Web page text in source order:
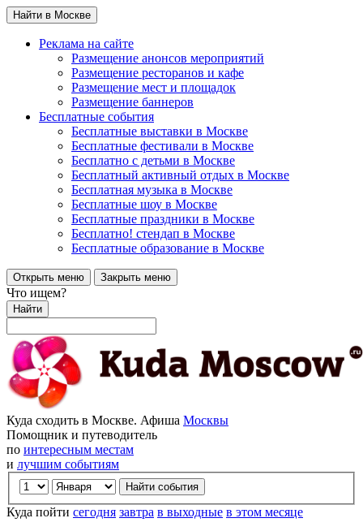
Найти в Москве
Реклама на сайте
Размещение анонсов мероприятий
Размещение ресторанов и кафе
Размещение мест и площадок
Размещение баннеров
Бесплатные события
Бесплатные выставки в Москве
Бесплатные фестивали в Москве
Бесплатно с детьми в Москве
Бесплатный активный отдых в Москве
Бесплатная музыка в Москве
Бесплатные шоу в Москве
Бесплатные праздники в Москве
Бесплатно! стендап в Москве
Бесплатные образование в Москве
Открыть меню Закрыть меню
Что ищем?
Найти
Куда сходить в Москве. Афиша Москвы
Помощник и путеводитель
по интересным местам
и лучшим событиям
Куда пойти сегодня завтра в выходные в этом месяце